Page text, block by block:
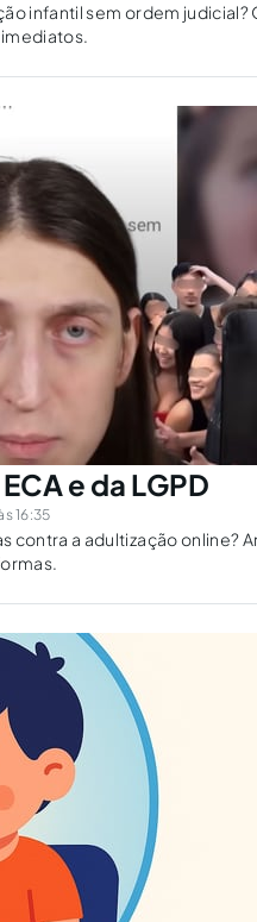
infantil sem ordem judicial?
e da LGPD
16:35
contra a adultização online?